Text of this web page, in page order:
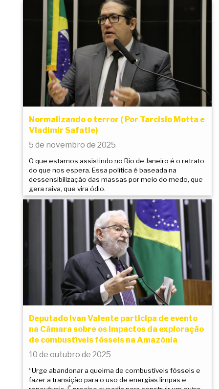
Normalizando o terror ( Por Tarcisio Motta e
Vladimir Safatle)
5 de novembro de 2025
O que estamos assistindo no Rio de Janeiro é o retrato
do que nos espera. Essa política é baseada na
dessensibilização das massas por meio do medo, que
gera raiva, que vira ódio.
Deputado Ivan Valente participa de evento
na Câmara sobre os impactos da exploração
de combustíveis fósseis na Amazônia
10 de outubro de 2025
“Urge abandonar a queima de combustíveis fósseis e
fazer a transição para o uso de energias limpas e